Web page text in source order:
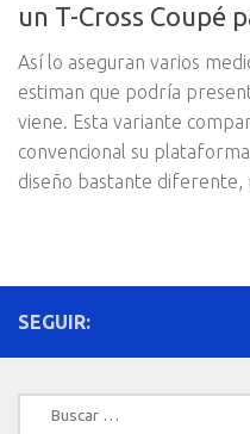
un T-Cross Coupé
Así lo aseguran varios
estiman que podría
viene. Esta variante
convencional su
diseño bastante diferente,
SEGUIR:
Buscar: